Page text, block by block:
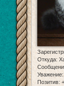
Откуда:
Уважение:
Позитив: